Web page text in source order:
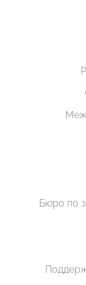
Бюро по